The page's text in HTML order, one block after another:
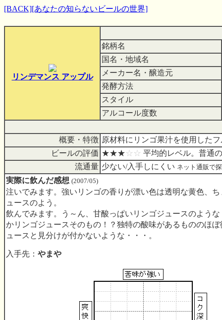
[BACK][あなたの知らないビールの世界]
リンデマンス アップル
銘柄名
国名・地域名
メーカー名・醸造元
発酵方法
スタイル
アルコール度数
概要・特徴 原材料にリンゴ果汁を使用した
ビールの評価 ★★★☆☆ 平均的レベル。普通
流通量 少ない/入手しにくい ネット通販で
実際に飲んだ感想 (2007/05)
注いでみます。強いリンゴの香りが漂い色は透明な黄色、
ュースのよう。
飲んでみます。う～ん、甘酸っぱいリンゴジュースのよう
かリンゴジュースそのもの！？独特の酸味があるもののほ
ュースと見分けが付かないような・・・。
入手先： やまや